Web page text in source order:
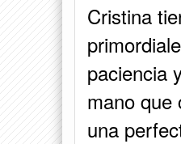
Cristina
paciencia
mano que
una